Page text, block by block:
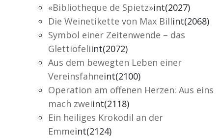
«Bibliotheque de Spietz»int(2027)
Die Weinetikette von Max Billint(2068)
Symbol einer Zeitenwende – das
Glettiöfeliint(2072)
Aus dem bewegten Leben einer
Vereinsfahneint(2100)
Operation am offenen Herzen: Aus eins
mach zweiint(2118)
Ein heiliges Krokodil an der
Emmeint(2124)